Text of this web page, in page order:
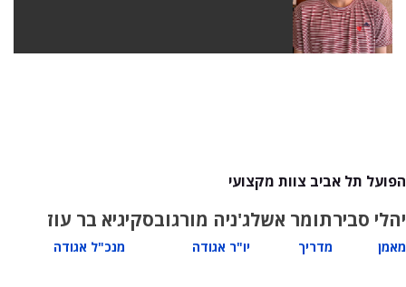
הפועל תל אביב צוות מקצועי
יהלי סביר
מאמן
תומר אשל
מדריך
ג'ניה מורגובסקי
יו"ר אגודה
גיא בר עוז
מנכ"ל אגודה